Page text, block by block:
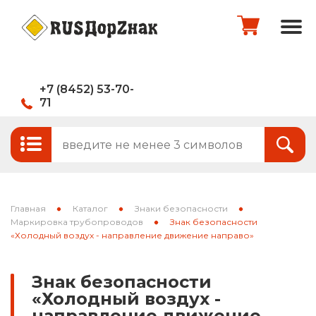
+7 (8452) 53-70-
71
Оформить заказ
Итого:Стандартные и временные дорожные
Знаки на щитах
Каркасные знаки
Паспорта объектов (щиты для
национальных проектов)
Главная Каталог
Знаки безопасности
Маркировка трубопроводов
Знак безопасности
«Холодный воздух - направление движение направо»
Знак безопасности
«Холодный воздух -